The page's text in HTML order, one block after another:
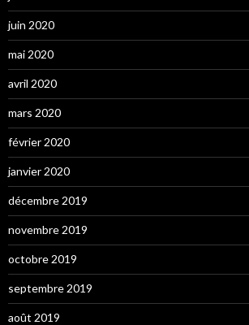
juin 2020
mai 2020
avril 2020
mars 2020
février 2020
janvier 2020
décembre 2019
novembre 2019
octobre 2019
septembre 2019
août 2019